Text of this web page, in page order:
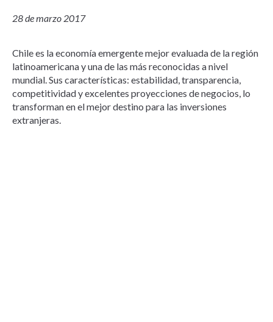
28 de marzo 2017
Chile es la economía emergente mejor evaluada de la región
latinoamericana y una de las más reconocidas a nivel
mundial. Sus características: estabilidad, transparencia,
competitividad y excelentes proyecciones de negocios, lo
transforman en el mejor destino para las inversiones
extranjeras.